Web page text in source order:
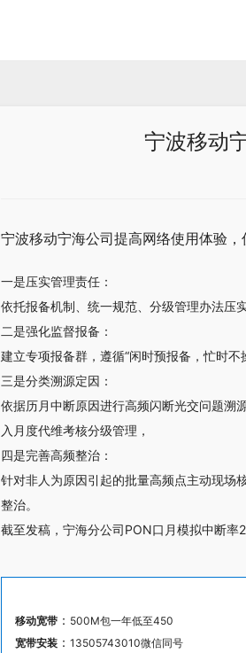
宁波移动
宁波移动宁海公司提高网络使用体验
一是压实管理责任：
依托报备机制、统一规范、分级管理办法压
二是强化监督报备：
建立专项报备群，遵循“闲时预报备，忙时
三是分类溯源定因：
依据历月中断原因进行高频闪断光交问题溯
入月度代维考核分级管理，
四是完善高频整治：
针对非人为原因引起的批量高频点主动现场
整治。
截至发稿，宁海分公司PON口月模拟中断率
移动宽带 ： 500M包一年低至450
宽带安装 ： 13505743010微信同号